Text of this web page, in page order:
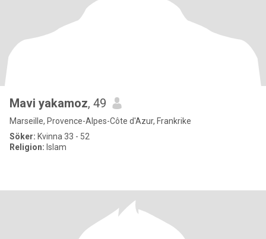
Mavi yakamoz, 49
Marseille, Provence-Alpes-Côte d'Azur, Frankrike
Söker: Kvinna 33 - 52
Religion: Islam